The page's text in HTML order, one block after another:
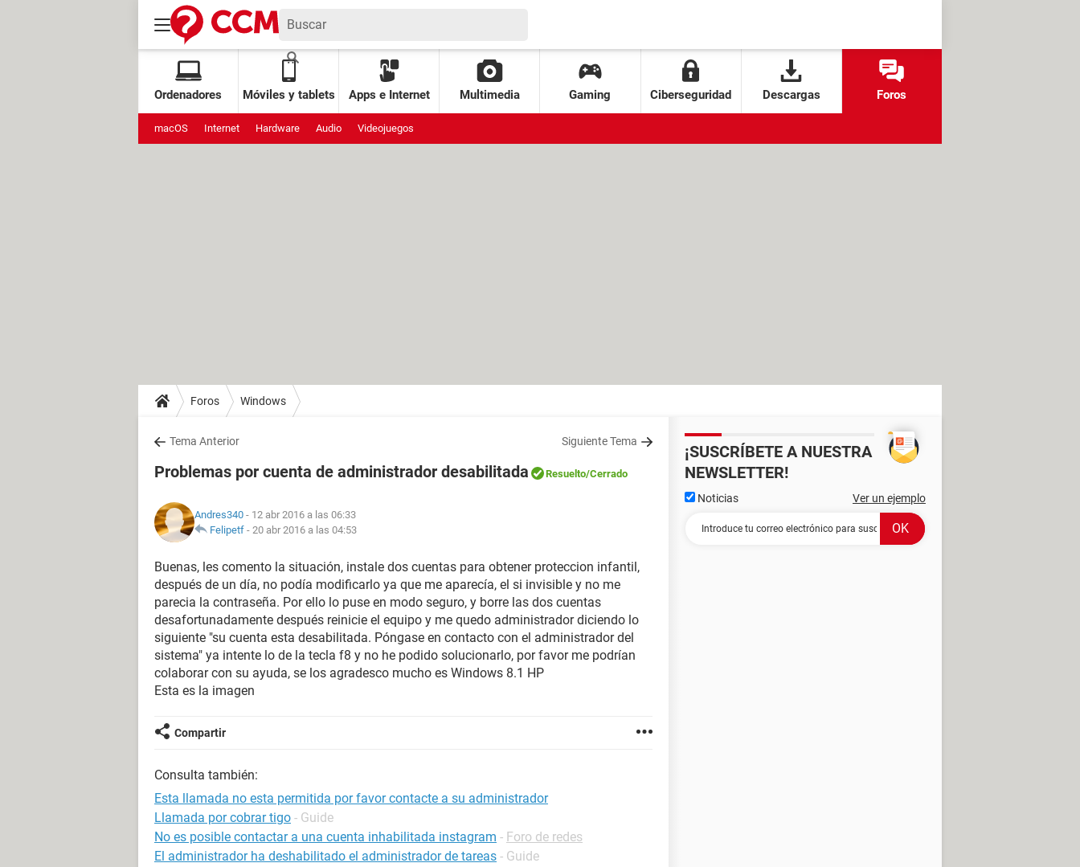
Ordenadores Móviles y tablets Apps e Internet Multimedia Gaming Ciberseguridad Descargas Foros
macOS Internet Hardware Audio Videojuegos
Foros Windows
Tema Anterior Siguiente Tema
Problemas por cuenta de administrador desabilitada Resuelto/Cerrado
Andres340 - 12 abr 2016 a las 06:33
Felipetf - 20 abr 2016 a las 04:53
Buenas, les comento la situación, instale dos cuentas para obtener proteccion infantil,
después de un día, no podía modificarlo ya que me aparecía, el si invisible y no me
parecia la contraseña. Por ello lo puse en modo seguro, y borre las dos cuentas
desafortunadamente después reinicie el equipo y me quedo administrador diciendo lo
siguiente "su cuenta esta desabilitada. Póngase en contacto con el administrador del
sistema" ya intente lo de la tecla f8 y no he podido solucionarlo, por favor me podrían
colaborar con su ayuda, se los agradesco mucho es Windows 8.1 HP
Esta es la imagen
Compartir
Consulta también:
Esta llamada no esta permitida por favor contacte a su administrador
Llamada por cobrar tigo - Guide
No es posible contactar a una cuenta inhabilitada instagram - Foro de redes
El administrador ha deshabilitado el administrador de tareas - Guide
¡SUSCRÍBETE A NUESTRA
NEWSLETTER!
Noticias Ver un ejemplo